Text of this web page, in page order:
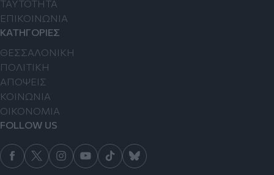
TAYTOTHTA
ΕΠΙΚΟΙΝΩΝΙΑ
ΚΑΤΗΓΟΡΙΕΣ
ΘΕΣΣΑΛΟΝΙΚΗ
ΠΟΛΙΤΙΚΗ
ΑΠΟΨΕΙΣ
ΚΟΙΝΩΝΙΑ
ΟΙΚΟΝΟΜΙΑ
FOLLOW US